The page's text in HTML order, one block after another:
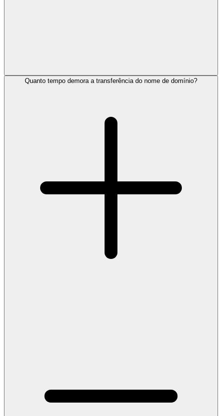
Quanto tempo demora a transferência do nome de domínio?